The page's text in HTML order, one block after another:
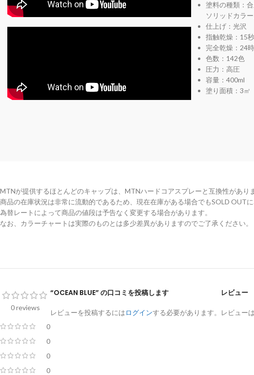
塗料の種類：
ソリッドカラ
仕上げ：光沢
指触乾燥：15秒
完全乾燥：24
色数：142色
圧力：高圧
容量：400ml
塗り面積：3㎡
MTNが提供するほとんどのキャップは、MTNハードコアスプレーと互換性がありま
商品の在庫状況は非常に流動的であるため、現在在庫がある場合でもSOLD OUT
為替レートによって商品の値段は予告なく変更する場合があります。
なお、カラーチャートは実際のものとは多少差異がありますのでご了承ください。
0 reviews
0
0
0
0
レビュー
レビュー
“OCEAN BLUE” の口コミを投稿します
レビューを投稿するにはログインする必要があります。